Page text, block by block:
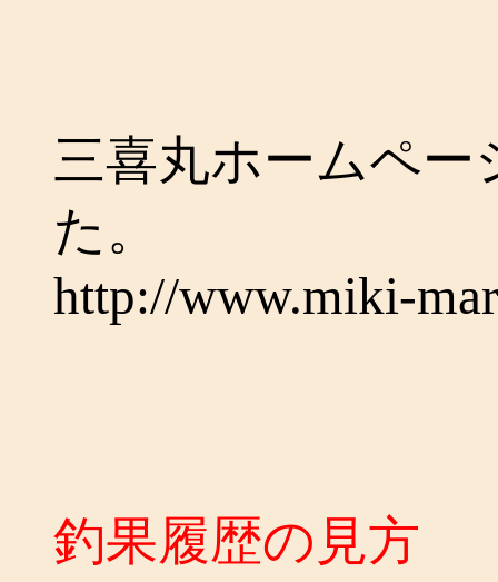
三喜丸ホームペ
た。
http://www.miki-
釣果履歴の見方